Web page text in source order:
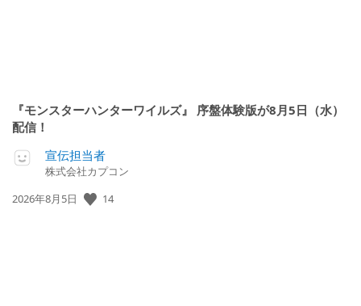
『モンスターハンターワイルズ』 序盤体験版が8月5日（水）
配信！
宣伝担当者
株式会社カプコン
公
2026年8月5日 14